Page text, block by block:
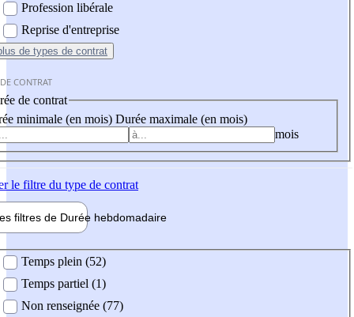
Profession libérale
Reprise d'entreprise
de types de contrat
CONTRAT
de contrat
minimale (en mois) Durée maximale (en mois)
mois
le filtre du type de contrat
filtres de Durée hebdomadaire
Temps plein (52)
Temps partiel (1)
Non renseignée (77)